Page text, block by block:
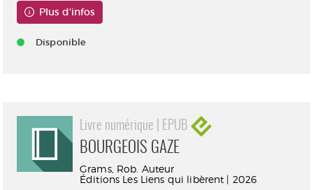
Plus d'infos
Disponible
Livre numérique | EPUB
BOURGEOIS GAZE
Grams, Rob. Auteur
Éditions Les Liens qui libèrent | 2026